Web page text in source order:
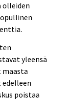
olleiden
yleensä
maasta
poistaa